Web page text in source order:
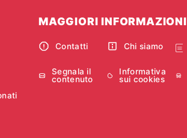
MAGGIORI INFORMAZIONI
Contatti Chi siamo
Segnala il
contenuto
Informativa
sui cookies